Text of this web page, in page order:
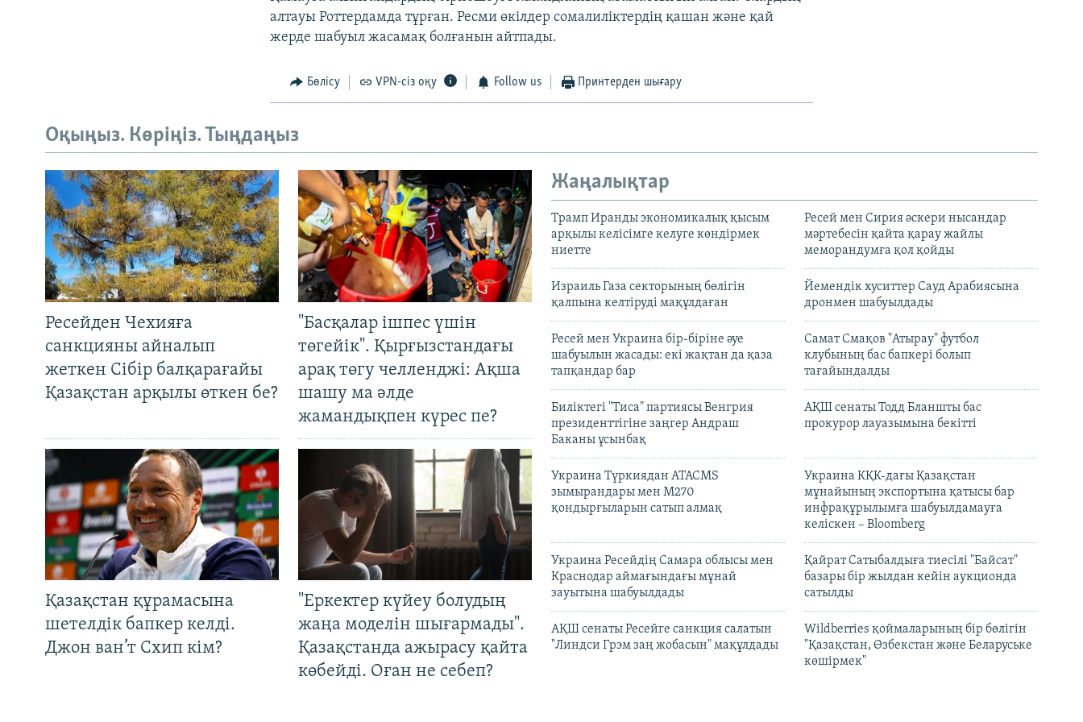
алтауы Роттердамда тұрған. Ресми өкілдер сомалиліктердің қашан және қай
жерде шабуыл жасамақ болғанын айтпады.
Бөлісу VPN-сіз оқу Follow us Принтерден шығару
Оқыңыз. Көріңіз. Тыңдаңыз
Ресейден Чехияға
санкцияны айналып
жеткен Сібір балқарағайы
Қазақстан арқылы өткен бе?
"Басқалар ішпес үшін
төгейік". Қырғызстандағы
арақ төгу челленджі: Ақша
шашу ма әлде
жамандықпен күрес пе?
Қазақстан құрамасына
шетелдік бапкер келді.
Джон ван’т Схип кім?
"Еркектер күйеу болудың
жаңа моделін шығармады".
Қазақстанда ажырасу қайта
көбейді. Оған не себеп?
Жаңалықтар
Трамп Иранды экономикалық қысым
арқылы келісімге келуге көндірмек
ниетте
Ресей мен Сирия әскери нысандар
мәртебесін қайта қарау жайлы
меморандумға қол қойды
Израиль Газа секторының бөлігін
қалпына келтіруді мақұлдаған
Йемендік хуситтер Сауд Арабиясына
дронмен шабуылдады
Ресей мен Украина бір-біріне әуе
шабуылын жасады: екі жақтан да қаза
тапқандар бар
Самат Смақов "Атырау" футбол
клубының бас бапкері болып
тағайындалды
Биліктегі "Тиса" партиясы Венгрия
президенттігіне заңгер Андраш
Баканы ұсынбақ
АҚШ сенаты Тодд Бланшты бас
прокурор лауазымына бекітті
Украина Түркиядан ATACMS
зымырандары мен M270
қондырғыларын сатып алмақ
Украина КҚК-дағы Қазақстан
мұнайының экспортына қатысы бар
инфрақұрылымға шабуылдамауға
келіскен – Bloomberg
Украина Ресейдің Самара облысы мен
Краснодар аймағындағы мұнай
зауытына шабуылдады
Қайрат Сатыбалдыға тиесілі "Байсат"
базары бір жылдан кейін аукционда
сатылды
АҚШ сенаты Ресейге санкция салатын
"Линдси Грэм заң жобасын" мақұлдады
Wildberries қоймаларының бір бөлігін
"Қазақстан, Өзбекстан және Беларуське
көшірмек"